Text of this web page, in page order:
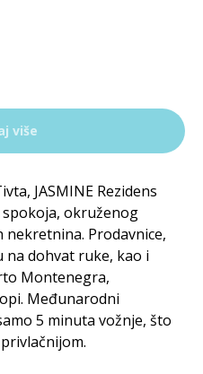
više
JASMINE Rezidens
okruženog
Prodavnice,
na dohvat ruke, kao i
Montenegra,
Međunarodni
5 minuta vožnje, što